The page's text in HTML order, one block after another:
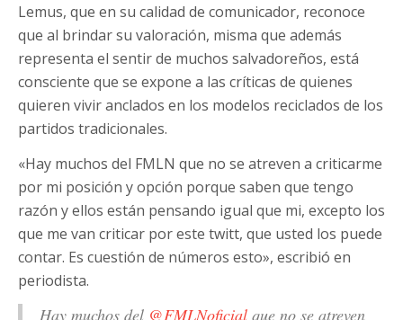
Lemus, que en su calidad de comunicador, reconoce
que al brindar su valoración, misma que además
representa el sentir de muchos salvadoreños, está
consciente que se expone a las críticas de quienes
quieren vivir anclados en los modelos reciclados de los
partidos tradicionales.
«Hay muchos del FMLN que no se atreven a criticarme
por mi posición y opción porque saben que tengo
razón y ellos están pensando igual que mi, excepto los
que me van criticar por este twitt, que usted los puede
contar. Es cuestión de números esto», escribió en
periodista.
Hay muchos del @FMLNoficial que no se atreven